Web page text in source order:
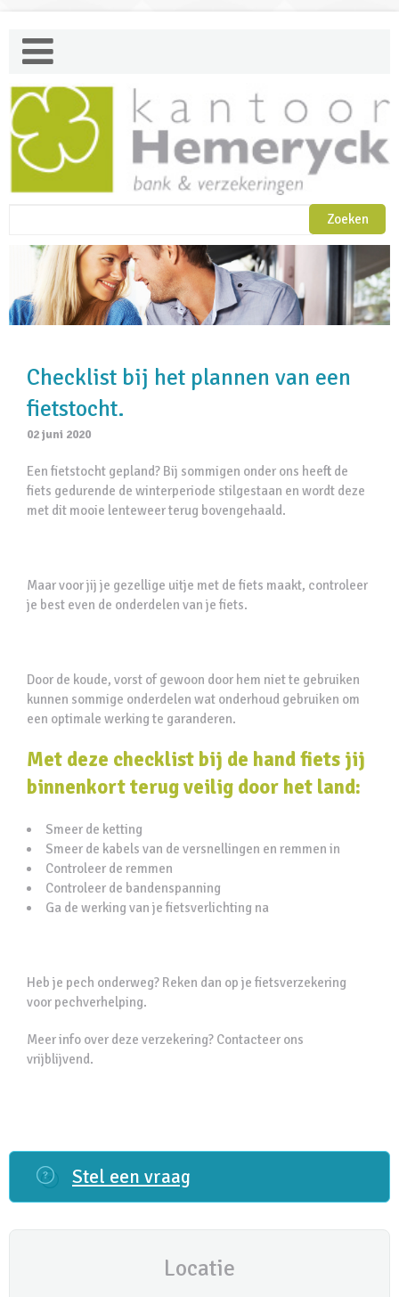
Checklist bij het plannen van een
fietstocht.
02 juni 2020
Een fietstocht gepland? Bij sommigen onder ons heeft de
fiets gedurende de winterperiode stilgestaan en wordt deze
met dit mooie lenteweer terug bovengehaald.
Maar voor jij je gezellige uitje met de fiets maakt, controleer
je best even de onderdelen van je fiets.
Door de koude, vorst of gewoon door hem niet te gebruiken
kunnen sommige onderdelen wat onderhoud gebruiken om
een optimale werking te garanderen.
Met deze checklist bij de hand fiets jij
binnenkort terug veilig door het land:
Smeer de ketting
Smeer de kabels van de versnellingen en remmen in
Controleer de remmen
Controleer de bandenspanning
Ga de werking van je fietsverlichting na
Heb je pech onderweg? Reken dan op je fietsverzekering
voor pechverhelping.
Meer info over deze verzekering? Contacteer ons
vrijblijvend.
Stel een vraag
Locatie